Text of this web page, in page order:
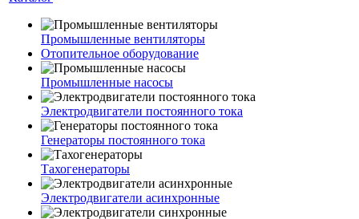
Промышленные вентиляторы
Отопительное оборудование
Промышленные насосы
Электродвигатели постоянного тока
Генераторы постоянного тока
Тахогенераторы
Электродвигатели асинхронные